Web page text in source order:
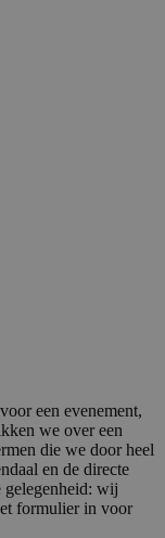
een evenement,
we over een
die we door heel
en de directe
gelegenheid: wij
formulier in voor